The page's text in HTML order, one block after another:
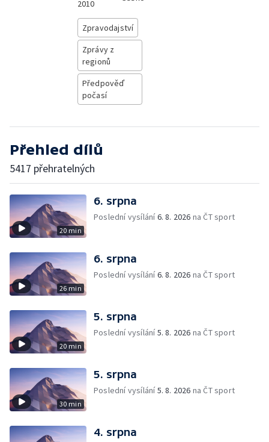
2010
Zpravodajství
Zprávy z
regionů
Předpověď
počasí
Přehled dílů
5417 přehratelných
20 min
6. srpna
Poslední vysílání6. 8. 2026 na ČT sport
26 min
6. srpna
Poslední vysílání6. 8. 2026 na ČT sport
20 min
5. srpna
Poslední vysílání5. 8. 2026 na ČT sport
30 min
5. srpna
Poslední vysílání5. 8. 2026 na ČT sport
4. srpna